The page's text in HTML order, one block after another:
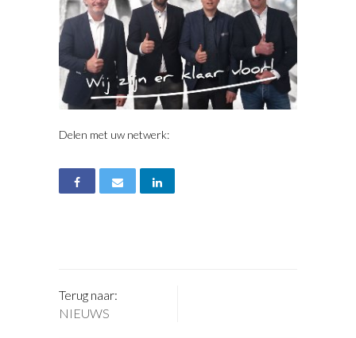
Delen met uw netwerk:
Terug naar:
NIEUWS